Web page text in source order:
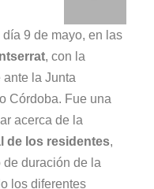
9 de mayo, en las
, con la
la Junta
Córdoba. Fue una
acerca de la
de los residentes,
duración de la
los diferentes